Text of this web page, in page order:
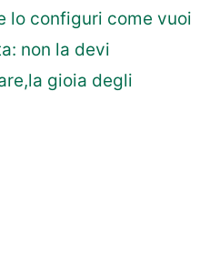
lo configuri come vuoi
non la devi
gioia degli